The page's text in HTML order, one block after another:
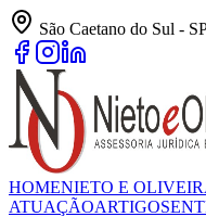
São Caetano do Sul -
HOMENIETO E
ATUAÇÃOARTIGOS